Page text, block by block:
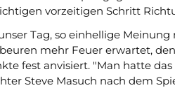
vorzeitigen Schritt
Tag, so einhellige
mehr Feuer erwartet,
fest anvisiert. "Man hatte
Steve Masuch nach dem